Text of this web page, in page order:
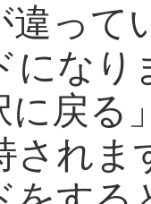
って
になり
戻る
されま